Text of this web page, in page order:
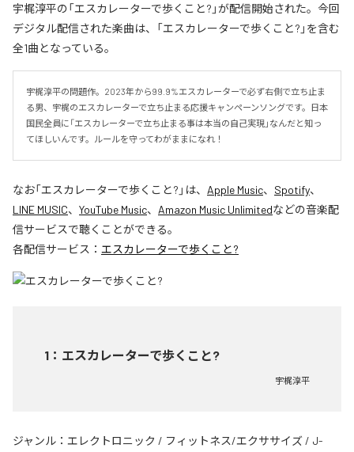
宇梶淳平の「エスカレーターで歩くこと?」が配信開始された。今回
デジタル配信された楽曲は、「エスカレーターで歩くこと?」を含む
全1曲となっている。
宇梶淳平の問題作。2023年から99.9%エスカレーターで必ず右側で立ち止ま
る男、宇梶のエスカレーターで立ち止まる応援キャンペーンソングです。日本
国民全員に「エスカレーターで立ち止まる事は本当の自己実現」なんだと知っ
てほしいんです。ルールを守ってわがままになれ！
なお「エスカレーターで歩くこと? 」は、 Apple Music、 Spotify、
LINE MUSIC、 YouTube Music、 Amazon Music Unlimitedなどの音楽配
信サービスで聴くことができる。
各配信サービス： エスカレーターで歩くこと?
1 ： エスカレーターで歩くこと?
宇梶淳平
ジャンル： エレクトロニック / フィットネス/エクササイズ / J-